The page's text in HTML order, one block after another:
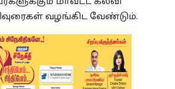
வழங்கிட வேண்டும்.